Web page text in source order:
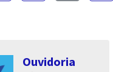
Ouvidoria